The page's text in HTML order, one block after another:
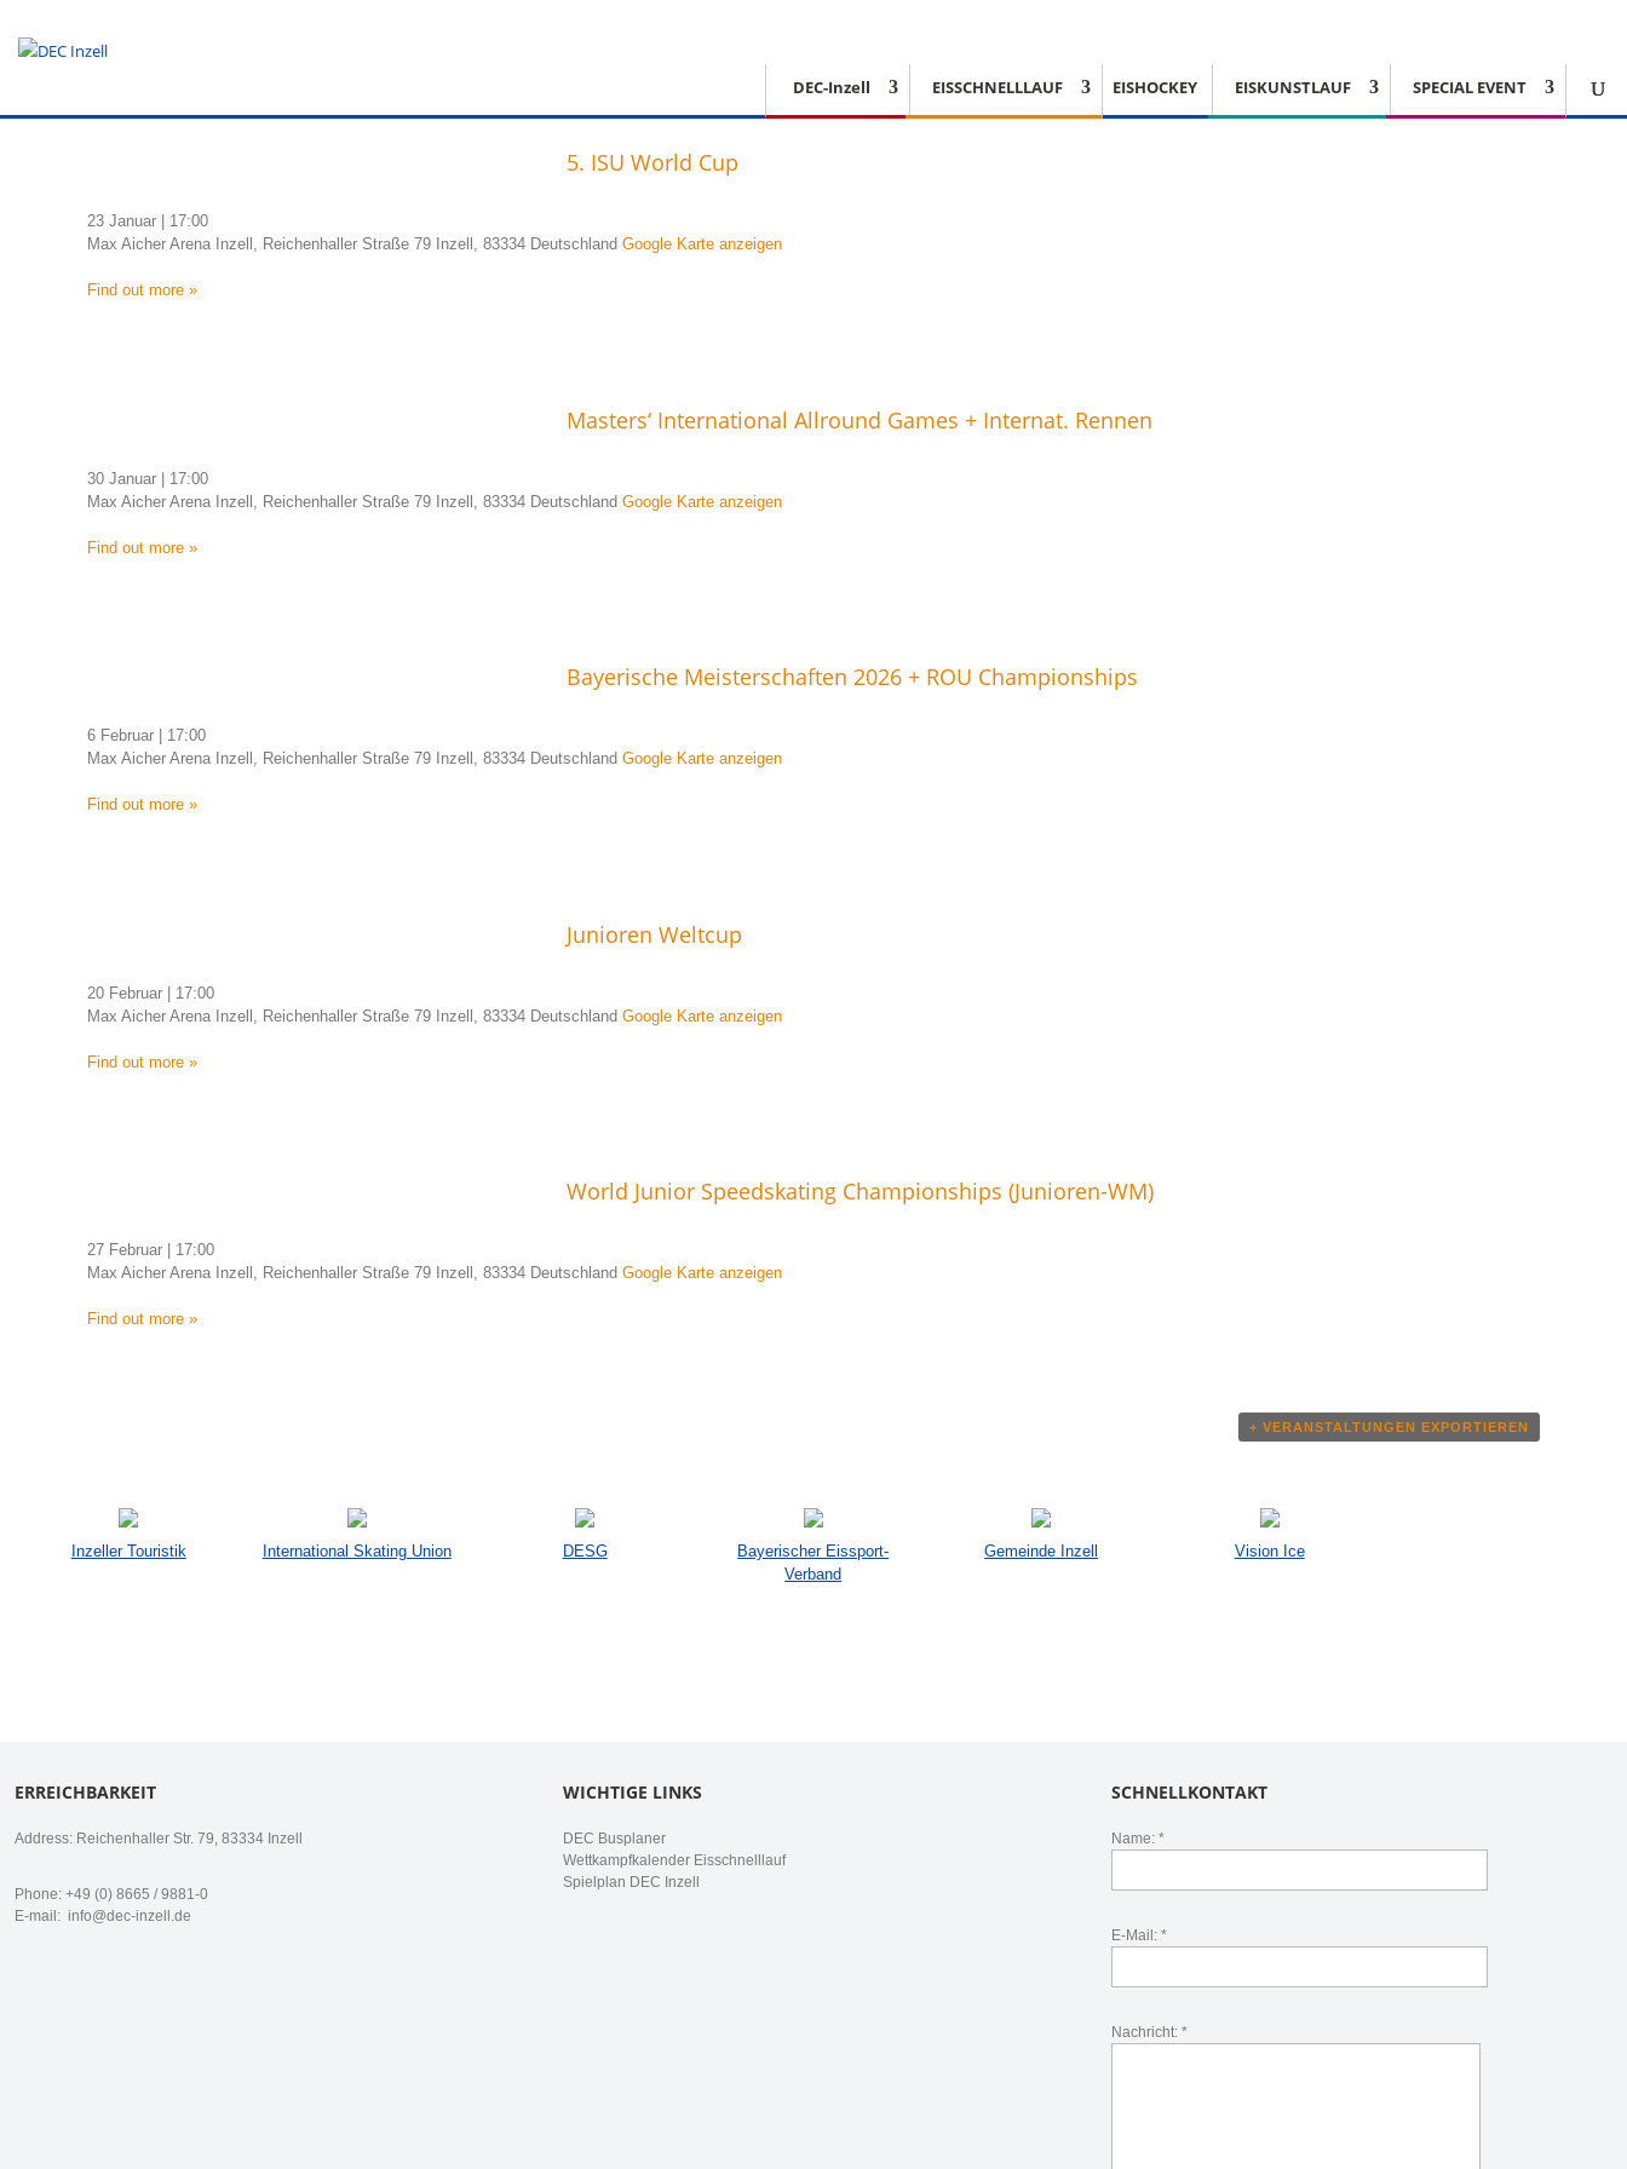
DEC-Inzell EISSCHNELLLAUF EISHOCKEY EISKUNSTLAUF SPECIAL EVENT
5. ISU World Cup
23 Januar | 17:00
Max Aicher Arena Inzell, Reichenhaller Straße 79 Inzell, 83334 Deutschland Google Karte anzeigen
Find out more »
Masters‘ International Allround Games + Internat. Rennen
30 Januar | 17:00
Max Aicher Arena Inzell, Reichenhaller Straße 79 Inzell, 83334 Deutschland Google Karte anzeigen
Find out more »
Bayerische Meisterschaften 2026 + ROU Championships
6 Februar | 17:00
Max Aicher Arena Inzell, Reichenhaller Straße 79 Inzell, 83334 Deutschland Google Karte anzeigen
Find out more »
Junioren Weltcup
20 Februar | 17:00
Max Aicher Arena Inzell, Reichenhaller Straße 79 Inzell, 83334 Deutschland Google Karte anzeigen
Find out more »
World Junior Speedskating Championships (Junioren-WM)
27 Februar | 17:00
Max Aicher Arena Inzell, Reichenhaller Straße 79 Inzell, 83334 Deutschland Google Karte anzeigen
Find out more »
Navigation
+ VERANSTALTUNGEN EXPORTIEREN
Inzeller Touristik International Skating Union DESG
Bayerischer Eissport-
Verband
Gemeinde Inzell Vision Ice
ERREICHBARKEIT
Address: Reichenhaller Str. 79, 83334 Inzell
Phone: +49 (0) 8665 / 9881-0
E-mail: info@dec-inzell.de
WICHTIGE LINKS
DEC Busplaner
Wettkampfkalender Eisschnelllauf
Spielplan DEC Inzell
SCHNELLKONTAKT
Name: *
E-Mail: *
Nachricht: *